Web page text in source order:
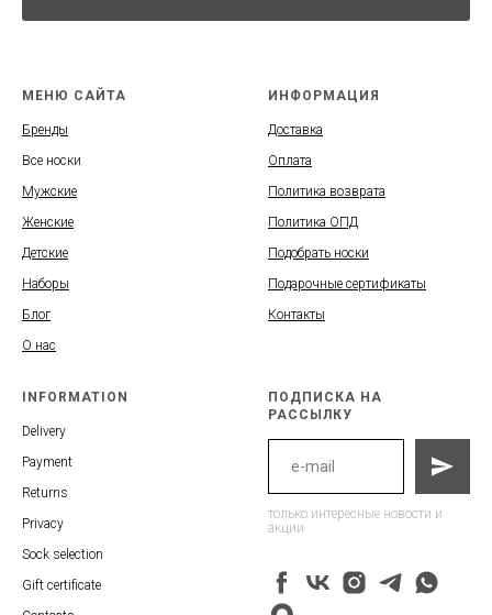
МЕНЮ САЙТА
Бренды
Все носки
Мужские
Женские
Детские
Наборы
Блог
О нас
ИНФОРМАЦИЯ
Доставка
Оплата
Политика возврата
Политика ОПД
Подобрать носки
Подарочные сертификаты
Контакты
INFORMATION
Delivery
Payment
Returns
Privacy
Sock selection
Gift certificate
ПОДПИСКА НА
РАССЫЛКУ
только интересные новости и
акции